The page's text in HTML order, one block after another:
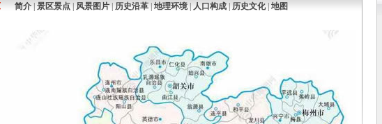
简介| 景区景点 风景图片 历史沿革 地理环境 人口构成 历史文化| 地图